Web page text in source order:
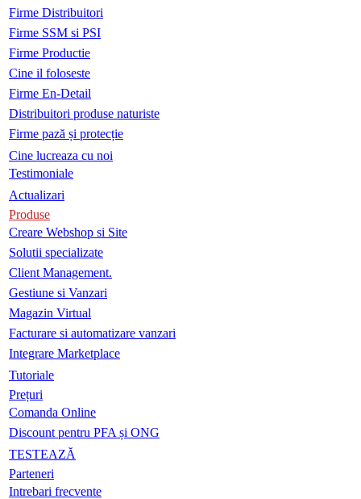
Firme Distribuitori
Firme SSM si PSI
Firme Productie
Cine il foloseste
Firme En-Detail
Distribuitori produse naturiste
Firme pază și protecție
Cine lucreaza cu noi
Testimoniale
Actualizari
Produse
Creare Webshop si Site
Solutii specializate
Client Management.
Gestiune si Vanzari
Magazin Virtual
Facturare si automatizare vanzari
Integrare Marketplace
Tutoriale
Prețuri
Comanda Online
Discount pentru PFA și ONG
TESTEAZĂ
Parteneri
Intrebari frecvente